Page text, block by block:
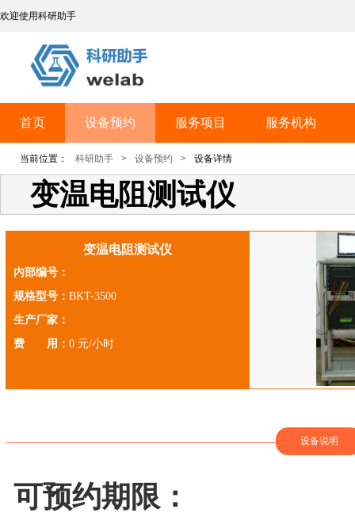
欢迎使用科研助手
首页 设备预约 服务项目 服务机构
当前位置： 科研助手 > 设备预约 > 设备详情
变温电阻测试仪
变温电阻测试仪
内部编号：
规格型号： BKT-3500
生产厂家：
费 用： 0 元/小时
设备说明
可预约期限：